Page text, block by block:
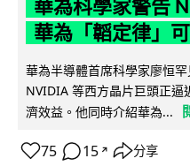
華為科學家警告
華為「韜定律」
華為半導體首席科學家廖恒
NVIDIA 等西方晶片巨頭正逼
濟效益。他同時介紹華為...
75 15 ↗ 分享